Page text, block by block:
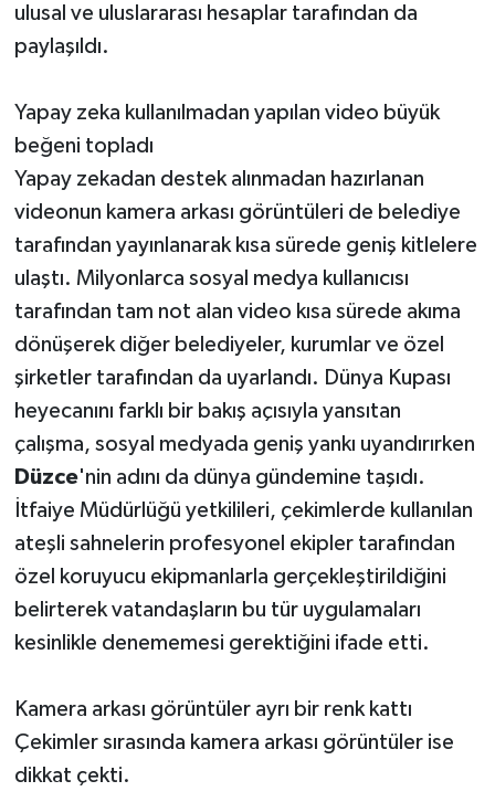
ulusal ve uluslararası hesaplar tarafından da
paylaşıldı.
Yapay zeka kullanılmadan yapılan video büyük
beğeni topladı
Yapay zekadan destek alınmadan hazırlanan
videonun kamera arkası görüntüleri de belediye
tarafından yayınlanarak kısa sürede geniş kitlelere
ulaştı. Milyonlarca sosyal medya kullanıcısı
tarafından tam not alan video kısa sürede akıma
dönüşerek diğer belediyeler, kurumlar ve özel
şirketler tarafından da uyarlandı. Dünya Kupası
heyecanını farklı bir bakış açısıyla yansıtan
çalışma, sosyal medyada geniş yankı uyandırırken
Düzce'nin adını da dünya gündemine taşıdı.
İtfaiye Müdürlüğü yetkilileri, çekimlerde kullanılan
ateşli sahnelerin profesyonel ekipler tarafından
özel koruyucu ekipmanlarla gerçekleştirildiğini
belirterek vatandaşların bu tür uygulamaları
kesinlikle denememesi gerektiğini ifade etti.
Kamera arkası görüntüler ayrı bir renk kattı
Çekimler sırasında kamera arkası görüntüler ise
dikkat çekti.